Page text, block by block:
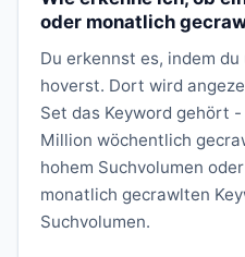
oder monatlich
Du erkennst es, indem
hoverst. Dort wird
Set das Keyword gehört
Million wöchentlich
hohem Suchvolumen
monatlich gecrawlten
Suchvolumen.